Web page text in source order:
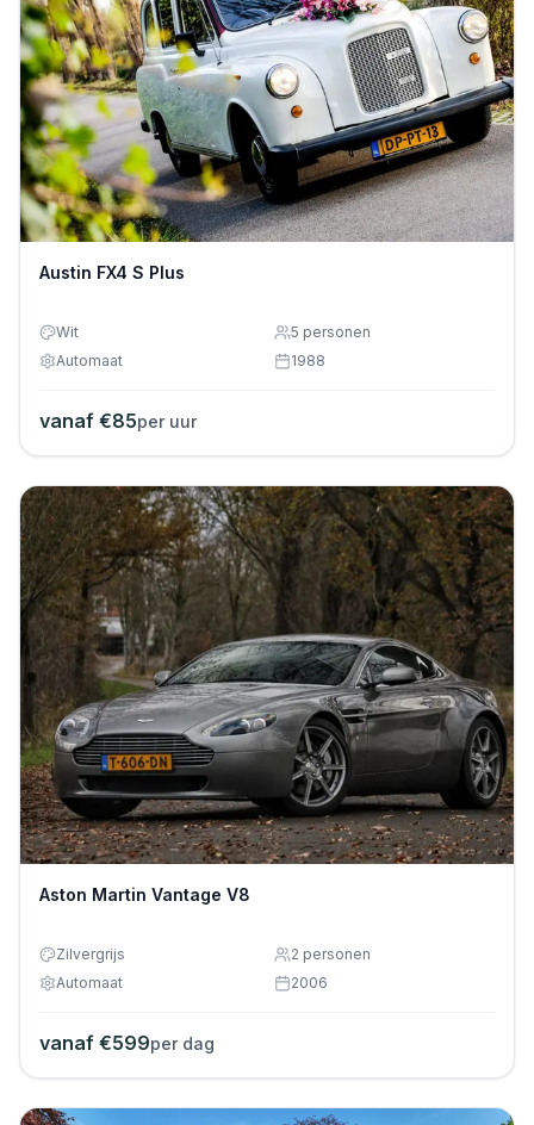
Austin FX4 S Plus
Wit 5 personen
Automaat
1988
vanaf €85per uur
Aston Martin Vantage V8
Zilvergrijs 2 personen
Automaat
2006
vanaf €599per dag